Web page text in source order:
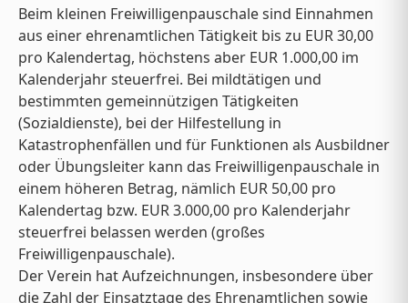
Beim kleinen Freiwilligenpauschale sind Einnahmen
aus einer ehrenamtlichen Tätigkeit bis zu EUR 30,00
pro Kalendertag, höchstens aber EUR 1.000,00 im
Kalenderjahr steuerfrei. Bei mildtätigen und
bestimmten gemeinnützigen Tätigkeiten
(Sozialdienste), bei der Hilfestellung in
Katastrophenfällen und für Funktionen als Ausbildner
oder Übungsleiter kann das Freiwilligenpauschale in
einem höheren Betrag, nämlich EUR 50,00 pro
Kalendertag bzw. EUR 3.000,00 pro Kalenderjahr
steuerfrei belassen werden (großes
Freiwilligenpauschale).
Der Verein hat Aufzeichnungen, insbesondere über
die Zahl der Einsatztage des Ehrenamtlichen sowie